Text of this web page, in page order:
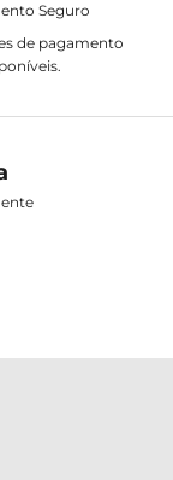
Seguro
de pagamento